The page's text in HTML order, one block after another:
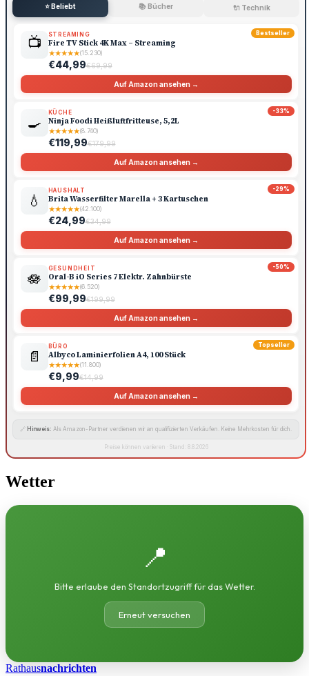
⭐ Beliebt 📚 Bücher 🔌 Technik
Bestseller
📺 STREAMING
Fire TV Stick 4K Max – Streaming
★★★★★(15.230)
€44,99€69,99
Auf Amazon ansehen →
-33%
🍳
KÜCHE
Ninja Foodi Heißluftfritteuse, 5,2L
★★★★★(8.740)
€119,99€179,99
Auf Amazon ansehen →
-29%
💧
HAUSHALT
Brita Wasserfilter Marella + 3 Kartuschen
★★★★★(42.100)
€24,99€34,99
Auf Amazon ansehen →
-50%
🪷
GESUNDHEIT
Oral-B iO Series 7 Elektr. Zahnbürste
★★★★★(6.520)
€99,99€199,99
Auf Amazon ansehen →
Topseller
📄
BÜRO
Albyco Laminierfolien A4, 100 Stück
★★★★★(11.800)
€9,99€14,99
Auf Amazon ansehen →
🔗 Hinweis: Als Amazon-Partner verdienen wir an qualifizierten Verkäufen. Keine Mehrkosten für dich.
Preise können variieren · Stand: 8.8.2026
Wetter
📍
Bitte erlaube den Standortzugriff für das Wetter.
Erneut versuchen
Rathausnachrichten